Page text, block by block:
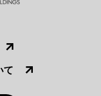
て